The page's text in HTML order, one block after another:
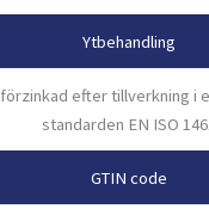
Ytbehandling
efter tillverkning i
standarden EN ISO
GTIN code